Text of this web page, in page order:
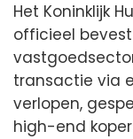
Het Koninklijk
officieel
transactie via
verlopen,
high-end